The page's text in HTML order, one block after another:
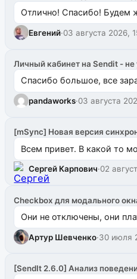
Отлично! Спасибо! Будем
Евгений·03 августа 2026,
Личный кабинет на Sendit - не
Спасибо большое, все
pandaworks·03 августа
[mSync] Новая версия
Всем привет. В какой то
Сергей Карпович·02
Checkbox для модального
Они не отключены, они
Артур Шевченко·30 июля
[SendIt 2.6.0] Анализ